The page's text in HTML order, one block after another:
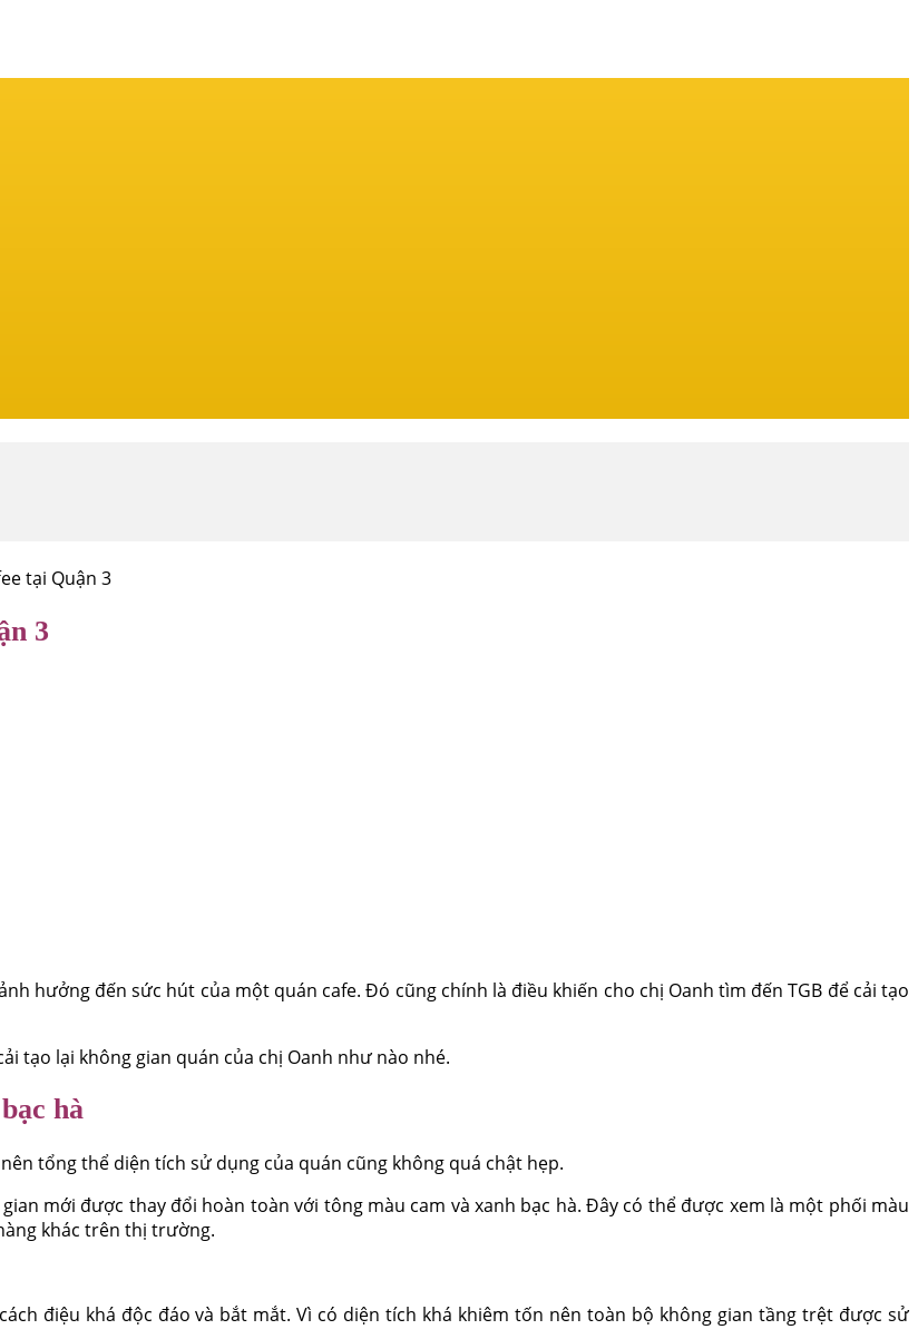
tại Quận 3
3
hưởng đến sức hút của một quán cafe. Đó cũng chính là điều khiến cho chị Oanh tìm đến TGB để cải tạo
tạo lại không gian quán của chị Oanh như nào nhé.
hà
tổng thể diện tích sử dụng của quán cũng không quá chật hẹp.
mới được thay đổi hoàn toàn với tông màu cam và xanh bạc hà. Đây có thể được xem là một phối màu
khác trên thị trường.
điệu khá độc đáo và bắt mắt. Vì có diện tích khá khiêm tốn nên toàn bộ không gian tầng trệt được sử